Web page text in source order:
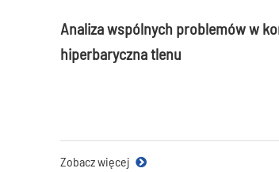
Analiza wspólnych problemów w
hiperbaryczna tlenu
Zobacz więcej